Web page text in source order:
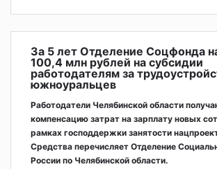
За 5 лет Отделение Соцфонда
100,4 млн рублей на субсидии
работодателям за
южноуральцев
Работодатели Челябинской области
компенсацию затрат на зарплату новых
рамках господдержки занятости
Средства перечисляет Отделение
России по Челябинской области.